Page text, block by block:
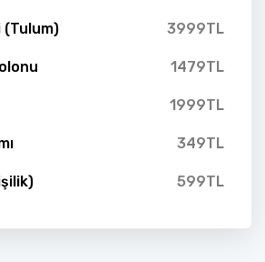
(Tulum) 3999TL
1479TL
1999TL
349TL
599TL